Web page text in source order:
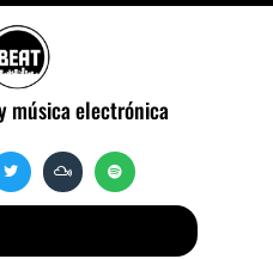
música electrónica